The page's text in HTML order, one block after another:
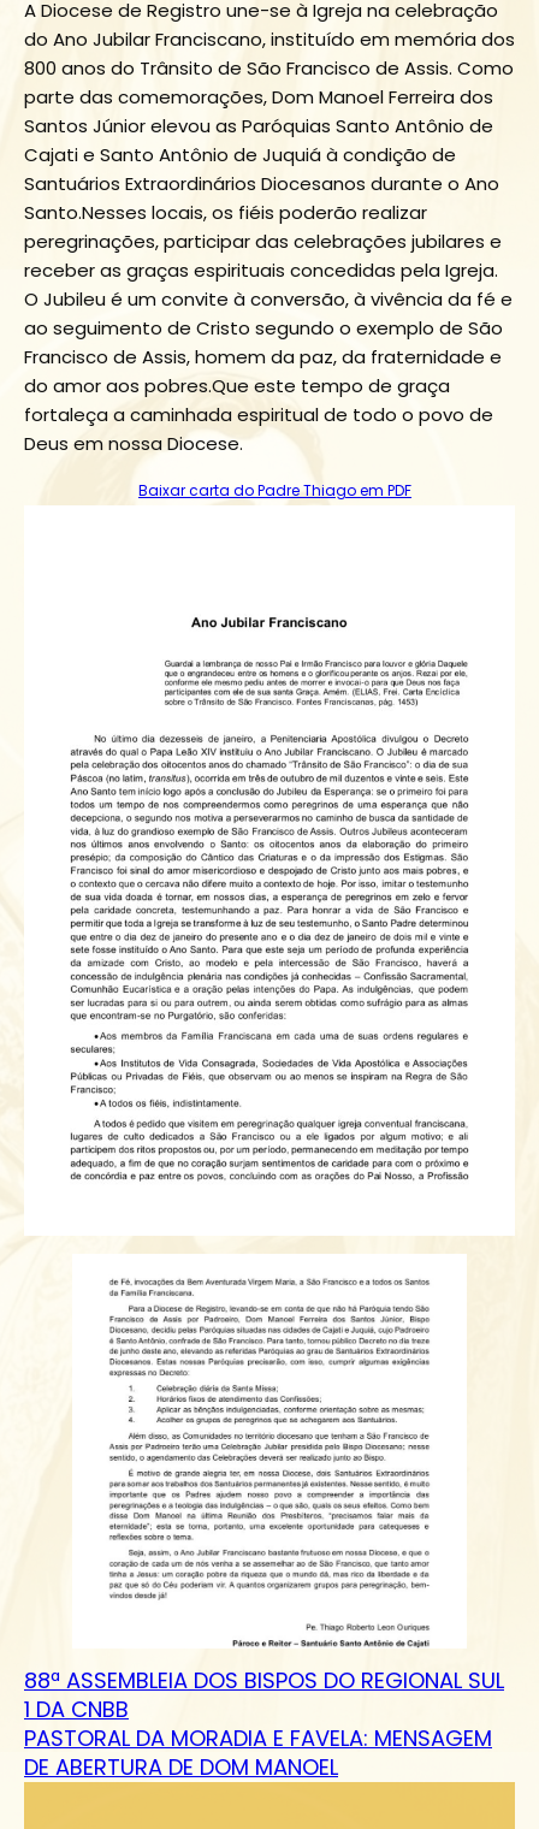
A Diocese de Registro une-se à Igreja na celebração
do Ano Jubilar Franciscano, instituído em memória dos
800 anos do Trânsito de São Francisco de Assis. Como
parte das comemorações, Dom Manoel Ferreira dos
Santos Júnior elevou as Paróquias Santo Antônio de
Cajati e Santo Antônio de Juquiá à condição de
Santuários Extraordinários Diocesanos durante o Ano
Santo.Nesses locais, os fiéis poderão realizar
peregrinações, participar das celebrações jubilares e
receber as graças espirituais concedidas pela Igreja.
O Jubileu é um convite à conversão, à vivência da fé e
ao seguimento de Cristo segundo o exemplo de São
Francisco de Assis, homem da paz, da fraternidade e
do amor aos pobres.Que este tempo de graça
fortaleça a caminhada espiritual de todo o povo de
Deus em nossa Diocese.
Baixar carta do Padre Thiago em PDF
88ª ASSEMBLEIA DOS BISPOS DO REGIONAL SUL
1 DA CNBB
PASTORAL DA MORADIA E FAVELA: MENSAGEM
DE ABERTURA DE DOM MANOEL